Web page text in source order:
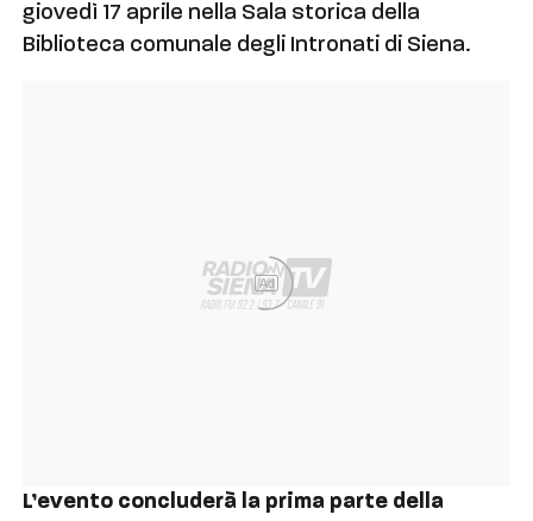
giovedì 17 aprile nella Sala storica della
Biblioteca comunale degli Intronati di Siena.
Ad
L’evento concluderà la prima parte della